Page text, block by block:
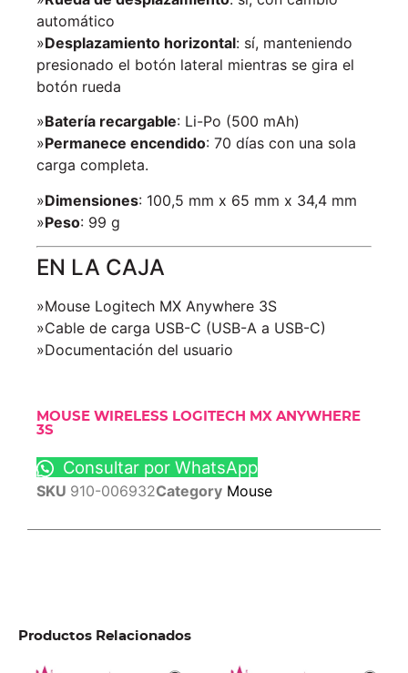
automático
»Desplazamiento horizontal: sí, manteniendo
presionado el botón lateral mientras se gira el
botón rueda
»Batería recargable: Li-Po (500 mAh)
»Permanece encendido: 70 días con una sola
carga completa.
»Dimensiones: 100,5 mm x 65 mm x 34,4 mm
»Peso: 99 g
EN LA CAJA
»Mouse Logitech MX Anywhere 3S
»Cable de carga USB-C (USB-A a USB-C)
»Documentación del usuario
MOUSE WIRELESS LOGITECH MX ANYWHERE
3S
Consultar por WhatsApp
SKU 910-006932Category Mouse
Productos Relacionados